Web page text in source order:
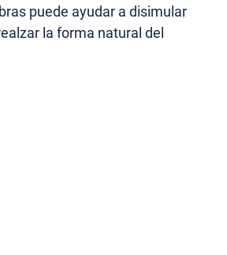
puede ayudar a disimular
la forma natural del